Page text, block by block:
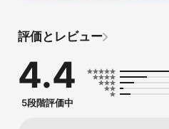
ましょう。
う！
属性相性を考えながら仲間同士の
況をひっくり返すこともできます。
「ブレイク」で敵の防御を叩き割
評価とレビュー
4.4
5段階評価中